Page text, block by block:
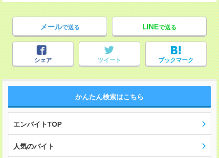
メールで送る LINEで送る
シェア ツイート ブックマーク
かんたん検索はこちら
エンバイトTOP
人気のバイト